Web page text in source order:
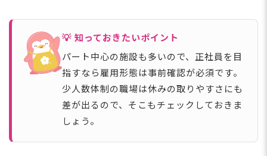
💡 知っておきたいポイント
パート中心の施設も多いので、正社員を目
指すなら雇用形態は事前確認が必須です。
少人数体制の職場は休みの取りやすさにも
差が出るので、そこもチェックしておきま
しょう。